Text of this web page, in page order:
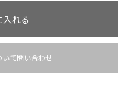
れる
いて問い合わせ